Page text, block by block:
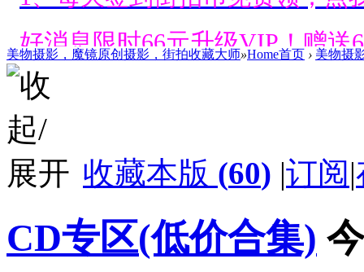
好消息限时66元升级VIP！赠
1、每天签到街拍币免费领；点
好消息限时66元升级VIP！赠
1、每天签到街拍币免费领；点
好消息限时66元升级VIP！赠
1、每天签到街拍币免费领；点
好消息限时66元升级VIP！赠
美物摄影，魔镜原创摄影，街拍收藏大师»Home首页 › 美物摄
收藏本版 (60) |订阅|
CD专区(低价合集)